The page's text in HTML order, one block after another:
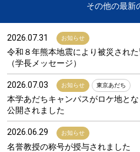
その他の最新
2026.07.31 お知らせ
令和８年熊本地震により被災され
（学長メッセージ）
2026.07.03 お知らせ 東京あだち
本学あだちキャンパスがロケ地と
公開されました
2026.06.29 お知らせ
名誉教授の称号が授与されました